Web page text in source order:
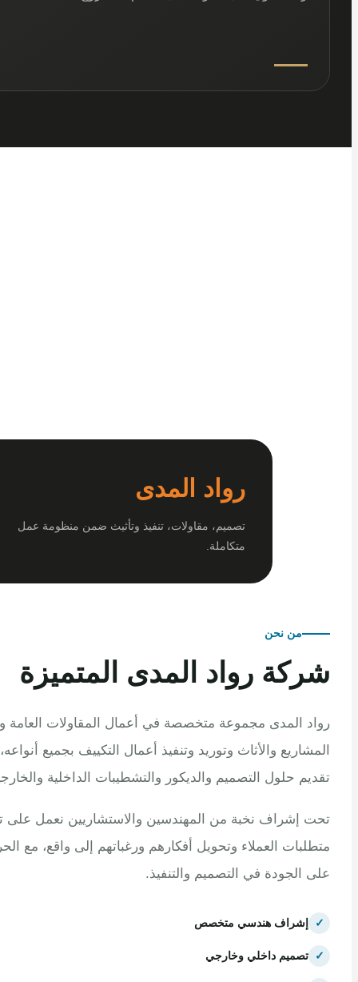
رواد المدى
تصميم، مقاولات، تنفيذ وتأثيث ضمن منظومة عمل
من نحن
رواد المدى المتميزة
المدى مجموعة متخصصة في أعمال المقاولات العامة وتنفيذ
والأثاث وتوريد وتنفيذ أعمال التكييف بجميع أنواعه، مع
حلول التصميم والديكور والتشطيبات الداخلية والخارجية.
إشراف نخبة من المهندسين والاستشاريين نعمل على تلبية
العملاء وتحويل أفكارهم ورغباتهم إلى واقع، مع الحرص
في التصميم والتنفيذ.
إشراف هندسي متخصص
تصميم داخلي وخارجي